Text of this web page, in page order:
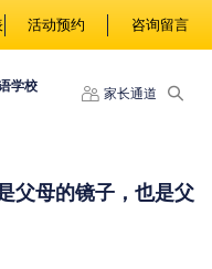
活动预约 咨询留言
学校 家长通道
父母的镜子，也是父